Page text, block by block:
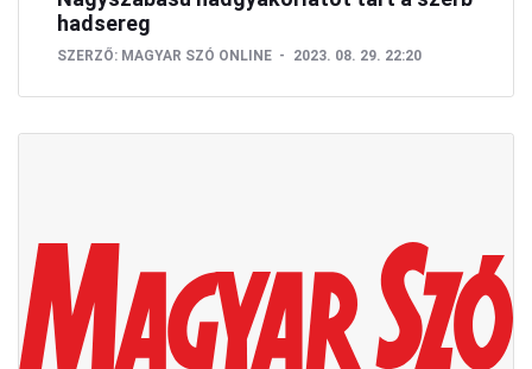
hadsereg
SZERZŐ: MAGYAR SZÓ ONLINE 2023. 08. 29. 22:20